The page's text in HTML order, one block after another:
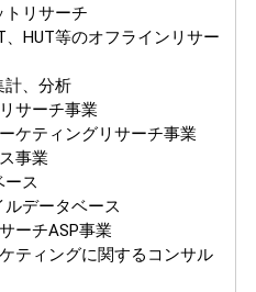
リサーチ
、HUT等のオフラインリサー
計、分析
サーチ事業
ケティングリサーチ事業
事業
ース
データベース
ーチASP事業
ティングに関するコンサル